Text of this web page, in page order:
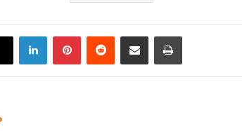
LinkedInPinterestReddit Share via Email Print